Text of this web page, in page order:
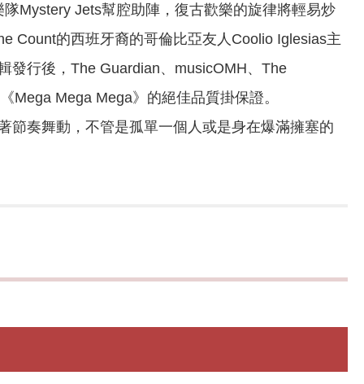
Mystery Jets幫腔助陣，復古歡樂的旋律將輕易炒
Count的西班牙裔的哥倫比亞友人Coolio Iglesias主
發行後，The Guardian、musicOMH、The
Mega Mega》的絕佳品質掛保證。
節奏舞動，不管是孤單一個人或是身在爆滿擁塞的